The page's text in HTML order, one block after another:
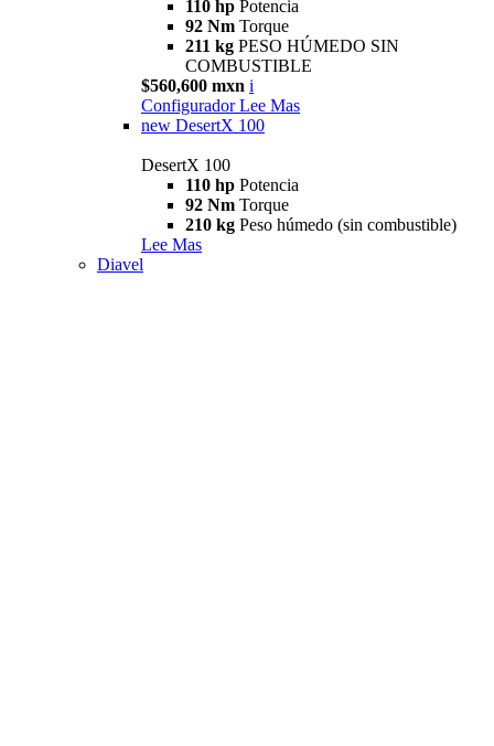
110 hp Potencia
92 Nm Torque
211 kg PESO HÚMEDO SIN
COMBUSTIBLE
$560,600 mxn i
Configurador Lee Mas
new DesertX 100
DesertX 100
110 hp Potencia
92 Nm Torque
210 kg Peso húmedo (sin combustible)
Lee Mas
Diavel